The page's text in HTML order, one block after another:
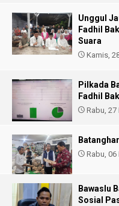
Unggul
Fadhil
Suara
Kamis,
Pilkada
Fadhil
Rabu, 27
Rabu, 06
Bawaslu
Sosial